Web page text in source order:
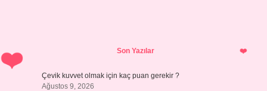
SidebarSon Yazılar
Çevik kuvvet olmak için kaç puan gerekir ?
Ağustos 9, 2026